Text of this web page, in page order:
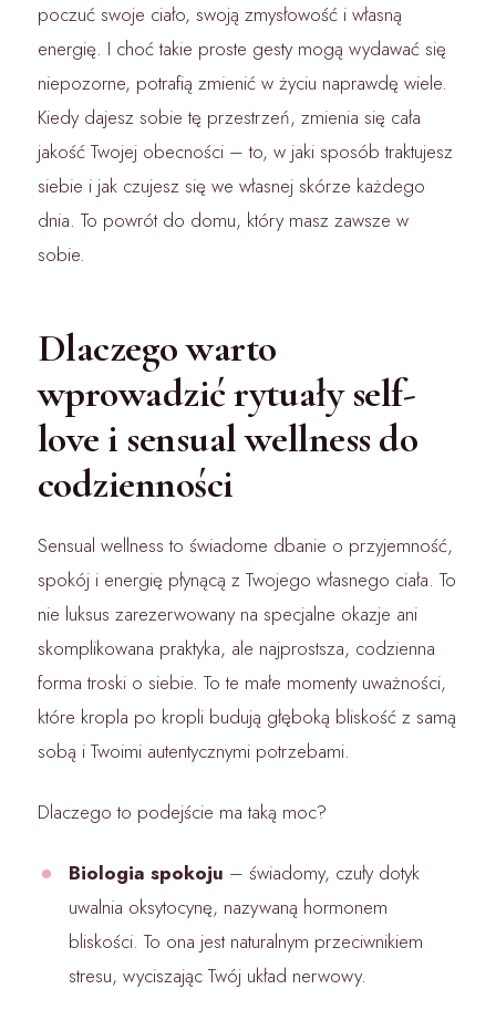
poczuć swoje ciało, swoją zmysłowość i własną
energię. I choć takie proste gesty mogą wydawać się
niepozorne, potrafią zmienić w życiu naprawdę wiele.
Kiedy dajesz sobie tę przestrzeń, zmienia się cała
jakość Twojej obecności – to, w jaki sposób traktujesz
siebie i jak czujesz się we własnej skórze każdego
dnia. To powrót do domu, który masz zawsze w
sobie.
Dlaczego warto
wprowadzić rytuały self-
love i sensual wellness do
codzienności
Sensual wellness to świadome dbanie o przyjemność,
spokój i energię płynącą z Twojego własnego ciała. To
nie luksus zarezerwowany na specjalne okazje ani
skomplikowana praktyka, ale najprostsza, codzienna
forma troski o siebie. To te małe momenty uważności,
które kropla po kropli budują głęboką bliskość z samą
sobą i Twoimi autentycznymi potrzebami.
Dlaczego to podejście ma taką moc?
Biologia spokoju – świadomy, czuły dotyk
uwalnia oksytocynę, nazywaną hormonem
bliskości. To ona jest naturalnym przeciwnikiem
stresu, wyciszając Twój układ nerwowy.